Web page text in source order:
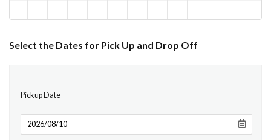
Select the Dates for Pick Up and Drop Off
Pickup Date